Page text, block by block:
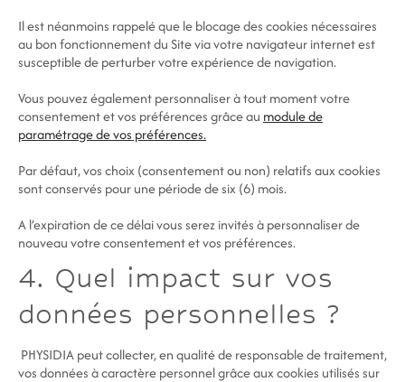
Il est néanmoins rappelé que le blocage des cookies nécessaires
au bon fonctionnement du Site via votre navigateur internet est
susceptible de perturber votre expérience de navigation.
Vous pouvez également personnaliser à tout moment votre
consentement et vos préférences grâce au module de
paramétrage de vos préférences.
Par défaut, vos choix (consentement ou non) relatifs aux cookies
sont conservés pour une période de six (6) mois.
A l’expiration de ce délai vous serez invités à personnaliser de
nouveau votre consentement et vos préférences.
4. Quel impact sur vos
données personnelles ?
PHYSIDIA peut collecter, en qualité de responsable de traitement,
vos données à caractère personnel grâce aux cookies utilisés sur